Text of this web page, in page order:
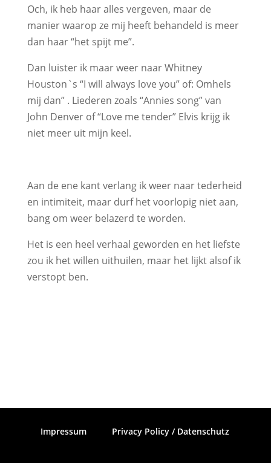
Och, ik heb haar alles vergeven, maar de
manier waarop ze mij heeft behandeld is meer
dan haar “het spijt me”.
Dan luister ik maar weer naar Whitney
Houston`s “I will always love you” of: Omhels
mij dan” . Liederen zoals “Annies song” van
John Denver of “Love me tender” Elvis krijg ik
niet meer uit mijn keel.
Aan de ene kant verlang ik weer naar tederheid
en intimiteit, maar durf het voorlopig niet aan,
bang om weer belazerd te worden.
Het is een heel verhaal geworden en het liefste
zou ik het willen uithuilen, maar het lijkt alsof ik
verstopt ben.
Impressum Privacy Policy / Datenschutz